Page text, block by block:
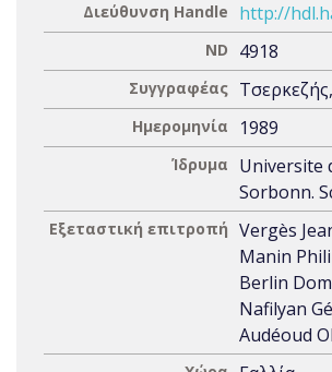
Διεύθυνση Handle http://
ND 4918
Συγγραφέας
Ημερομηνία 1989
Ίδρυμα
Universite
Sorbonn.
Εξεταστική επιτροπή Vergès
Manin
Berlin
Nafilyan
Audéoud